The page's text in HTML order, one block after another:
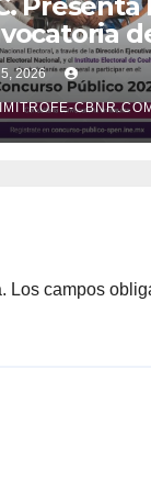
Presenta
5, 2026
Los campos